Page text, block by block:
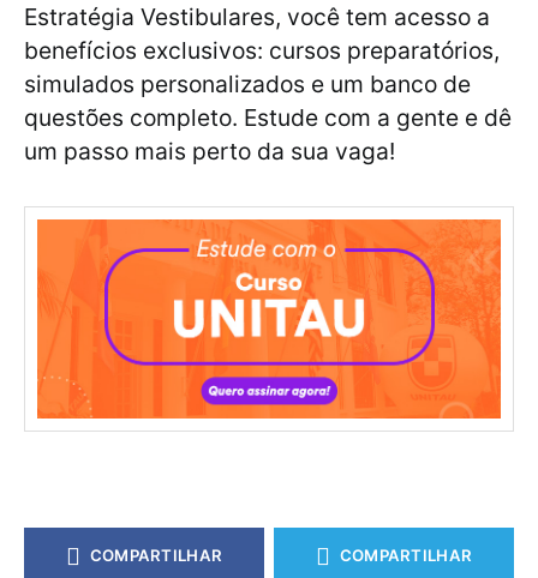
Estratégia Vestibulares, você tem acesso a
benefícios exclusivos: cursos preparatórios,
simulados personalizados e um banco de
questões completo. Estude com a gente e dê
um passo mais perto da sua vaga!
COMPARTILHAR COMPARTILHAR